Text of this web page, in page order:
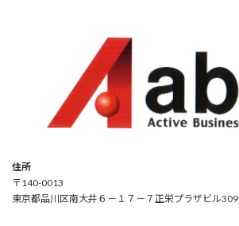
住所
〒140-0013
東京都品川区南大井６－１７－７正栄プラザビル309